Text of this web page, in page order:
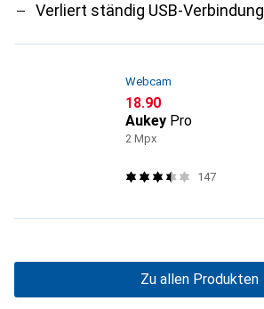
Verliert ständig USB-Verbindung
Webcam
CHF
18.90
Aukey Pro
2 Mpx
147
Zu allen Produkten